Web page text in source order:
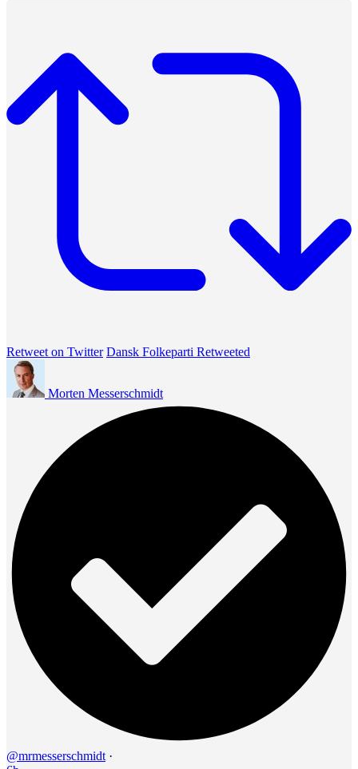
Retweet on Twitter Dansk Folkeparti Retweeted
Morten Messerschmidt
@mrmesserschmidt ·